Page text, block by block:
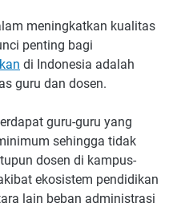
meningkatkan kualitas
penting bagi
di Indonesia adalah
guru dan dosen.
guru-guru yang
sehingga tidak
dosen di kampus-
ekosistem pendidikan
lain beban administrasi